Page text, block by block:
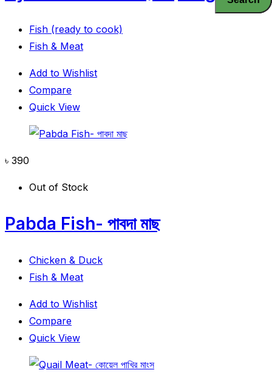
Fish (ready to cook)
Fish & Meat
Add to Wishlist
Compare
Quick View
৳ 390
Out of Stock
Pabda Fish- পাবদা মাছ
Chicken & Duck
Fish & Meat
Add to Wishlist
Compare
Quick View